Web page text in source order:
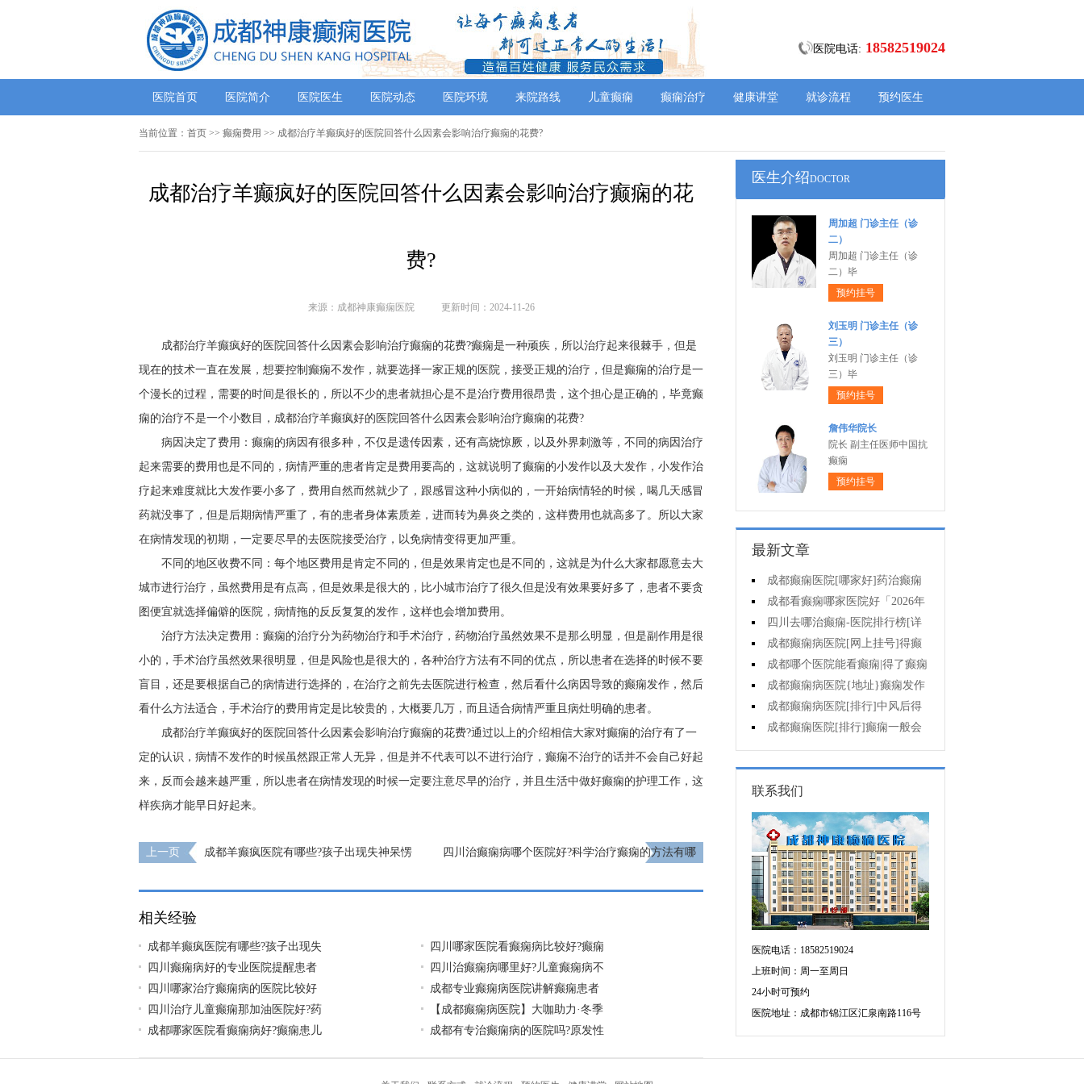
医院电话: 18582519024
医院首页 医院简介 医院医生 医院动态 医院环境 来院路线 儿童癫痫 癫痫治疗 健康讲堂 就诊流程 预约医生
当前位置： 首页 >> 癫痫费用 >> 成都治疗羊癫疯好的医院回答什么因素会影响治疗癫痫的花费?
成都治疗羊癫疯好的医院回答什么因素会影响治疗癫痫的花
费?
来源：成都神康癫痫医院 更新时间：2024-11-26
成都治疗羊癫疯好的医院回答什么因素会影响治疗癫痫的花费?癫痫是一种顽疾，所以治疗起来很棘手，但是
现在的技术一直在发展，想要控制癫痫不发作，就要选择一家正规的医院，接受正规的治疗，但是癫痫的治疗是一
个漫长的过程，需要的时间是很长的，所以不少的患者就担心是不是治疗费用很昂贵，这个担心是正确的，毕竟癫
痫的治疗不是一个小数目，成都治疗羊癫疯好的医院回答什么因素会影响治疗癫痫的花费?
病因决定了费用：癫痫的病因有很多种，不仅是遗传因素，还有高烧惊厥，以及外界刺激等，不同的病因治疗
起来需要的费用也是不同的，病情严重的患者肯定是费用要高的，这就说明了癫痫的小发作以及大发作，小发作治
疗起来难度就比大发作要小多了，费用自然而然就少了，跟感冒这种小病似的，一开始病情轻的时候，喝几天感冒
药就没事了，但是后期病情严重了，有的患者身体素质差，进而转为鼻炎之类的，这样费用也就高多了。所以大家
在病情发现的初期，一定要尽早的去医院接受治疗，以免病情变得更加严重。
不同的地区收费不同：每个地区费用是肯定不同的，但是效果肯定也是不同的，这就是为什么大家都愿意去大
城市进行治疗，虽然费用是有点高，但是效果是很大的，比小城市治疗了很久但是没有效果要好多了，患者不要贪
图便宜就选择偏僻的医院，病情拖的反反复复的发作，这样也会增加费用。
治疗方法决定费用：癫痫的治疗分为药物治疗和手术治疗，药物治疗虽然效果不是那么明显，但是副作用是很
小的，手术治疗虽然效果很明显，但是风险也是很大的，各种治疗方法有不同的优点，所以患者在选择的时候不要
盲目，还是要根据自己的病情进行选择的，在治疗之前先去医院进行检查，然后看什么病因导致的癫痫发作，然后
看什么方法适合，手术治疗的费用肯定是比较贵的，大概要几万，而且适合病情严重且病灶明确的患者。
成都治疗羊癫疯好的医院回答什么因素会影响治疗癫痫的花费?通过以上的介绍相信大家对癫痫的治疗有了一
定的认识，病情不发作的时候虽然跟正常人无异，但是并不代表可以不进行治疗，癫痫不治疗的话并不会自己好起
来，反而会越来越严重，所以患者在病情发现的时候一定要注意尽早的治疗，并且生活中做好癫痫的护理工作，这
样疾病才能早日好起来。
上一页
成都羊癫疯医院有哪些?孩子出现失神呆愣
四川治癫痫病哪个医院好?科学治疗癫痫的方法有哪
相关经验
成都羊癫疯医院有哪些?孩子出现失
四川哪家医院看癫痫病比较好?癫痫
四川癫痫病好的专业医院提醒患者
四川治癫痫病哪里好?儿童癫痫病不
四川哪家治疗癫痫病的医院比较好
成都专业癫痫病医院讲解癫痫患者
四川治疗儿童癫痫那加油医院好?药
【成都癫痫病医院】大咖助力·冬季
成都哪家医院看癫痫病好?癫痫患儿
成都有专治癫痫病的医院吗?原发性
医生介绍DOCTOR
周加超 门诊主任（诊
二）
周加超 门诊主任（诊
二）毕
预约挂号
刘玉明 门诊主任（诊
三）
刘玉明 门诊主任（诊
三）毕
预约挂号
詹伟华院长
院长 副主任医师中国抗
癫痫
预约挂号
最新文章
成都癫痫医院[哪家好]药治癫痫
病怎么效果好?
成都看癫痫哪家医院好「2026年
度公布」立冬后癫痫病人应多注意
什么?
四川去哪治癫痫-医院排行榜[详
细排名]四川哪儿能有效治疗癫痫?
成都癫痫病医院[网上挂号]得癫
痫的女性母乳喂养时要注意什么?
成都哪个医院能看癫痫|得了癫痫
会有什么症状?
成都癫痫病医院{地址}癫痫发作
跟哪些因素有关?
成都癫痫病医院[排行]中风后得
的癫痫能治吗
成都癫痫医院[排行]癫痫一般会
出现哪些症状?
联系我们
医院电话：18582519024
上班时间：周一至周日
24小时可预约
医院地址：成都市锦江区汇泉南路116号